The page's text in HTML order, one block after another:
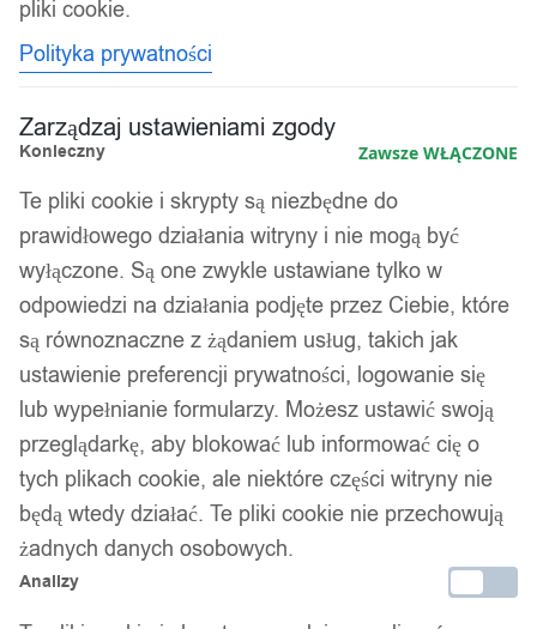
pliki cookie.
Polityka prywatności
Zarządzaj ustawieniami zgody
Konieczny Zawsze WŁĄCZONE
Te pliki cookie i skrypty są niezbędne do
prawidłowego działania witryny i nie mogą być
wyłączone. Są one zwykle ustawiane tylko w
odpowiedzi na działania podjęte przez Ciebie, które
są równoznaczne z żądaniem usług, takich jak
ustawienie preferencji prywatności, logowanie się
lub wypełnianie formularzy. Możesz ustawić swoją
przeglądarkę, aby blokować lub informować cię o
tych plikach cookie, ale niektóre części witryny nie
będą wtedy działać. Te pliki cookie nie przechowują
żadnych danych osobowych.
Analizy